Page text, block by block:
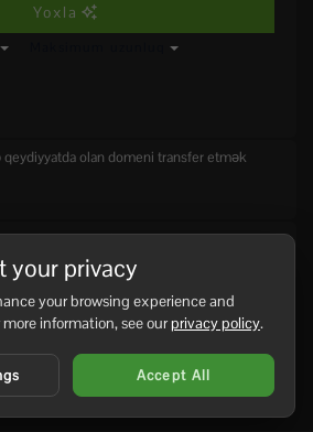
Yoxla
qeydiyyatda olan domeni transfer etmək
(nameserver) yeniləmək istəyirəm.
your privacy
your browsing experience and
information, see ourprivacy policy.
Accept All